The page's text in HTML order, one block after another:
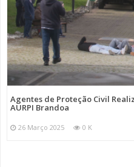
Agentes de Proteção Civil
AURPI Brandoa
26 Março 2025 0 K